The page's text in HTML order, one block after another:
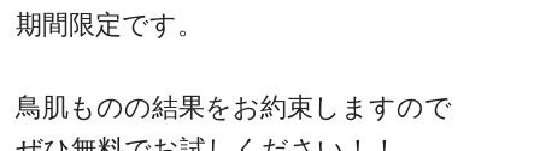
期間限定です。
鳥肌ものの結果をお約束しますので